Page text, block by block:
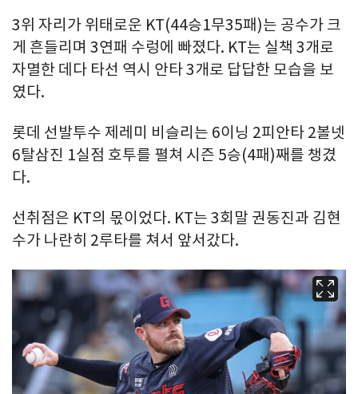
3위 자리가 위태로운 KT(44승1무35패)는 공수가 크
게 흔들리며 3연패 수렁에 빠졌다. KT는 실책 3개로
자멸한 데다 타선 역시 안타 3개로 답답한 모습을 보
였다.
롯데 선발투수 제레미 비슬리는 6이닝 2피안타 2볼넷
6탈삼진 1실점 호투를 펼쳐 시즌 5승(4패)째를 챙겼
다.
선취점은 KT의 몫이었다. KT는 3회말 권동진과 김현
수가 나란히 2루타를 쳐서 앞서갔다.